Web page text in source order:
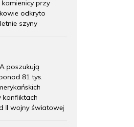
przy
odkryto
szyny
poszukują
81 tys.
konfliktach
II wojny światowej